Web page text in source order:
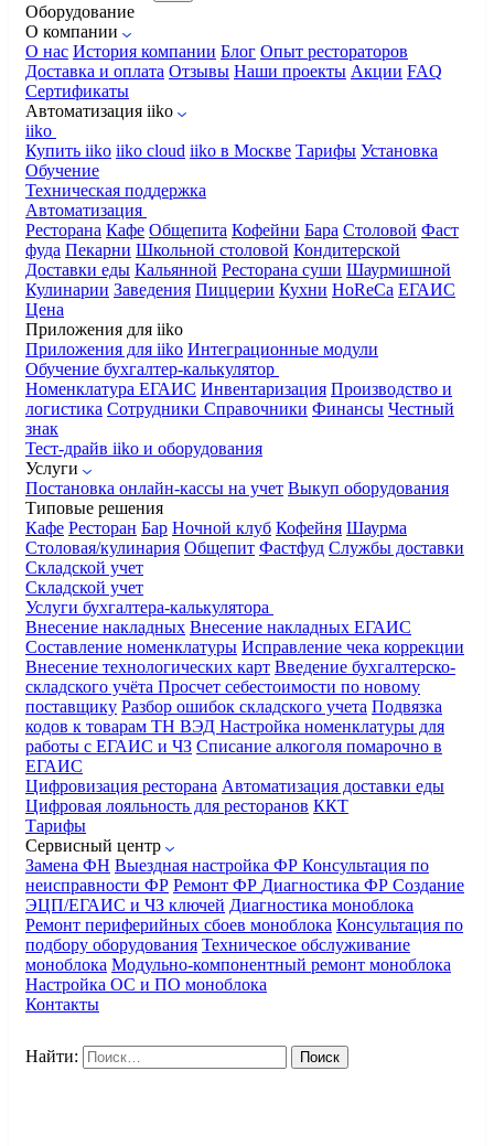
Оборудование
О компании
О нас История компании Блог Опыт рестораторов
Доставка и оплата Отзывы Наши проекты Акции FAQ
Сертификаты
Автоматизация iiko
iiko
Купить iiko iiko cloud iiko в Москве Тарифы Установка
Обучение
Техническая поддержка
Автоматизация
Ресторана Кафе Общепита Кофейни Бара Столовой Фаст
фуда Пекарни Школьной столовой Кондитерской
Доставки еды Кальянной Ресторана суши Шаурмишной
Кулинарии Заведения Пиццерии Кухни HoReCa ЕГАИС
Цена
Приложения для iiko
Приложения для iiko Интеграционные модули
Обучение бухгалтер-калькулятор
Номенклатура ЕГАИС Инвентаризация Производство и
логистика Сотрудники Справочники Финансы Честный
знак
Тест-драйв iiko и оборудования
Услуги
Постановка онлайн-кассы на учет Выкуп оборудования
Типовые решения
Кафе Ресторан Бар Ночной клуб Кофейня Шаурма
Столовая/кулинария Общепит Фастфуд Службы доставки
Складской учет
Складской учет
Услуги бухгалтера-калькулятора
Внесение накладных Внесение накладных ЕГАИС
Составление номенклатуры Исправление чека коррекции
Внесение технологических карт Введение бухгалтерско-
складского учёта Просчет себестоимости по новому
поставщику Разбор ошибок складского учета Подвязка
кодов к товарам ТН ВЭД Настройка номенклатуры для
работы с ЕГАИС и ЧЗ Списание алкоголя помарочно в
ЕГАИС
Цифровизация ресторана Автоматизация доставки еды
Цифровая лояльность для ресторанов ККТ
Тарифы
Сервисный центр
Замена ФН Выездная настройка ФР Консультация по
неисправности ФР Ремонт ФР Диагностика ФР Создание
ЭЦП/ЕГАИС и ЧЗ ключей Диагностика моноблока
Ремонт периферийных сбоев моноблока Консультация по
подбору оборудования Техническое обслуживание
моноблока Модульно-компонентный ремонт моноблока
Настройка ОС и ПО моноблока
Контакты
Найти: